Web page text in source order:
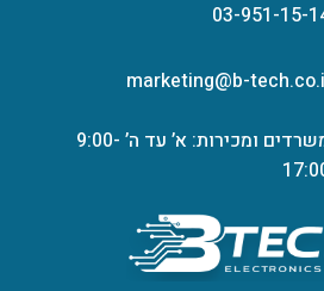
03-951-15-
marketing@b-
משרדים ומכירות: א’ עד ה’ 9:00-